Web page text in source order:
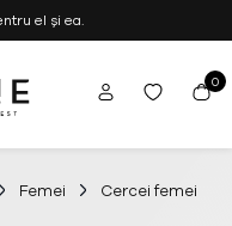
el și ea.
0
Femei Cercei femei